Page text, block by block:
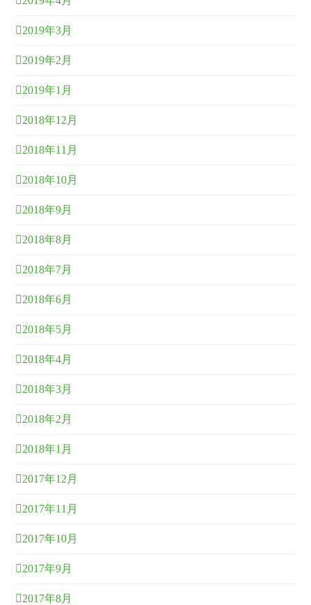
2019年3月
2019年2月
2019年1月
2018年12月
2018年11月
2018年10月
2018年9月
2018年8月
2018年7月
2018年6月
2018年5月
2018年4月
2018年3月
2018年2月
2018年1月
2017年12月
2017年11月
2017年10月
2017年9月
2017年8月